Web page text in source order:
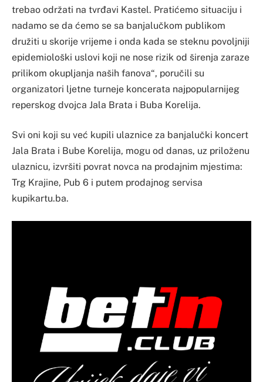
trebao održati na tvrđavi Kastel. Pratićemo situaciju i
nadamo se da ćemo se sa banjalučkom publikom
družiti u skorije vrijeme i onda kada se steknu povoljniji
epidemiološki uslovi koji ne nose rizik od širenja zaraze
prilikom okupljanja naših fanova“, poručili su
organizatori ljetne turneje koncerata najpopularnijeg
reperskog dvojca Jala Brata i Buba Korelija.
Svi oni koji su već kupili ulaznice za banjalučki koncert
Jala Brata i Bube Korelija, mogu od danas, uz priloženu
ulaznicu, izvršiti povrat novca na prodajnim mjestima:
Trg Krajine, Pub 6 i putem prodajnog servisa
kupikartu.ba.